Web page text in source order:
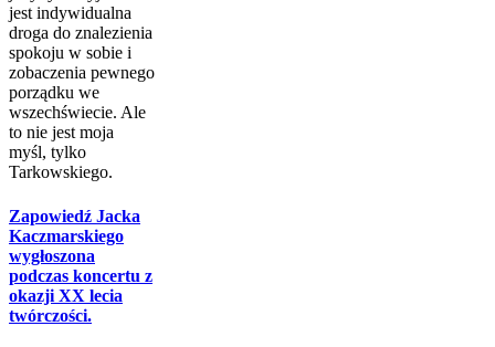
jest indywidualna
droga do znalezienia
spokoju w sobie i
zobaczenia pewnego
porządku we
wszechświecie. Ale
to nie jest moja
myśl, tylko
Tarkowskiego.
Zapowiedź Jacka
Kaczmarskiego
wygłoszona
podczas koncertu z
okazji XX lecia
twórczości.